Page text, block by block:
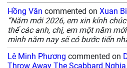
Hồng Vân commented on Xuan
“Năm mới 2026, em xin kính
thể các anh, chị, em một năm
mình năm nay sẽ có bước tiến
Lê Minh Phương commented on
Throw Away The Scabbard Nghia